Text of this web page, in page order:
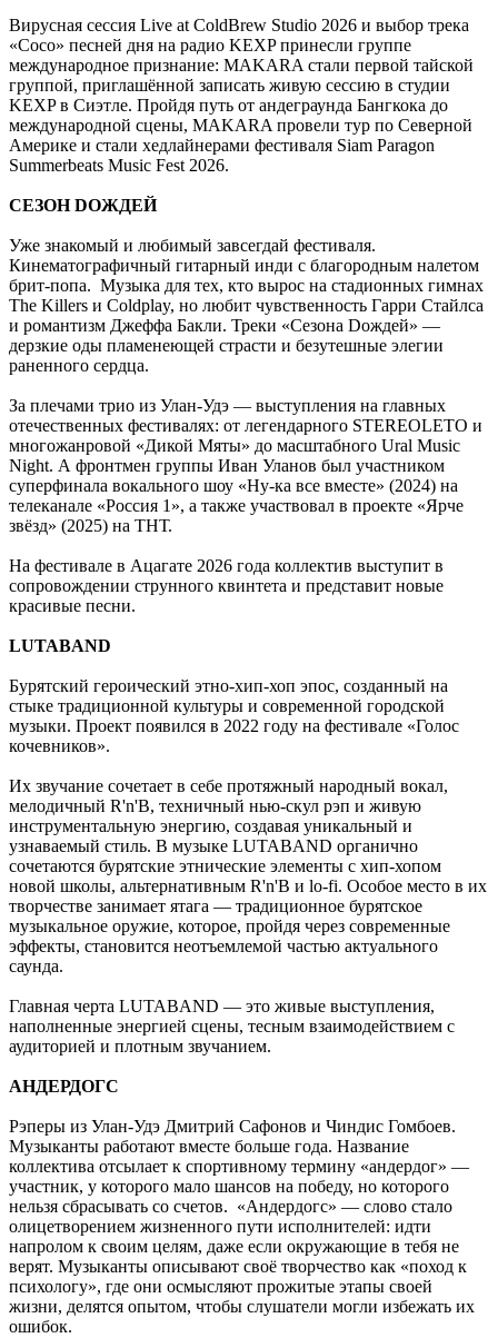
Вирусная сессия Live at ColdBrew Studio 2026 и выбор трека
«Coco» песней дня на радио KEXP принесли группе
международное признание: MAKARA стали первой тайской
группой, приглашённой записать живую сессию в студии
KEXP в Сиэтле. Пройдя путь от андеграунда Бангкока до
международной сцены, MAKARA провели тур по Северной
Америке и стали хедлайнерами фестиваля Siam Paragon
Summerbeats Music Fest 2026.
СЕЗОН DОЖДЕЙ
Уже знакомый и любимый завсегдай фестиваля.
Кинематографичный гитарный инди с благородным налетом
брит-попа. Музыка для тех, кто вырос на стадионных гимнах
The Killers и Coldplay, но любит чувственность Гарри Стайлса
и романтизм Джеффа Бакли. Треки «Сезона Dождей» —
дерзкие оды пламенеющей страсти и безутешные элегии
раненного сердца.
За плечами трио из Улан-Удэ — выступления на главных
отечественных фестивалях: от легендарного STEREOLETO и
многожанровой «Дикой Мяты» до масштабного Ural Music
Night. А фронтмен группы Иван Уланов был участником
суперфинала вокального шоу «Ну-ка все вместе» (2024) на
телеканале «Россия 1», а также участвовал в проекте «Ярче
звёзд» (2025) на ТНТ.
На фестивале в Ацагате 2026 года коллектив выступит в
сопровождении струнного квинтета и представит новые
красивые песни.
LUTABAND
Бурятский героический этно-хип-хоп эпос, созданный на
стыке традиционной культуры и современной городской
музыки. Проект появился в 2022 году на фестивале «Голос
кочевников».
Их звучание сочетает в себе протяжный народный вокал,
мелодичный R'n'B, техничный нью-скул рэп и живую
инструментальную энергию, создавая уникальный и
узнаваемый стиль. В музыке LUTABAND органично
сочетаются бурятские этнические элементы с хип-хопом
новой школы, альтернативным R'n'B и lo-fi. Особое место в их
творчестве занимает ятага — традиционное бурятское
музыкальное оружие, которое, пройдя через современные
эффекты, становится неотъемлемой частью актуального
саунда.
Главная черта LUTABAND — это живые выступления,
наполненные энергией сцены, тесным взаимодействием с
аудиторией и плотным звучанием.
АНДЕРДОГС
Рэперы из Улан-Удэ Дмитрий Сафонов и Чиндис Гомбоев.
Музыканты работают вместе больше года. Название
коллектива отсылает к спортивному термину «андердог» —
участник, у которого мало шансов на победу, но которого
нельзя сбрасывать со счетов. «Андердогс» — слово стало
олицетворением жизненного пути исполнителей: идти
напролом к своим целям, даже если окружающие в тебя не
верят. Музыканты описывают своё творчество как «поход к
психологу», где они осмысляют прожитые этапы своей
жизни, делятся опытом, чтобы слушатели могли избежать их
ошибок.